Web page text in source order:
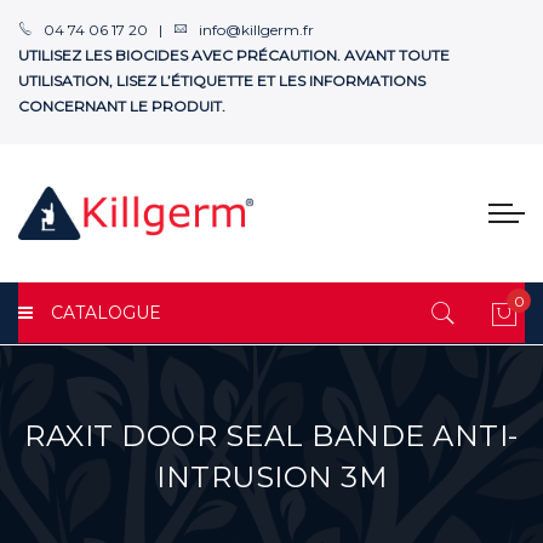
04 74 06 17 20 |
info@killgerm.fr
UTILISEZ LES BIOCIDES AVEC PRÉCAUTION. AVANT TOUTE
UTILISATION, LISEZ L’ÉTIQUETTE ET LES INFORMATIONS
CONCERNANT LE PRODUIT.
CATALOGUE
0
RAXIT DOOR SEAL BANDE ANTI-
INTRUSION 3M